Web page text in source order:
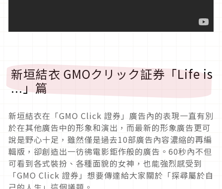
新垣結衣 GMOクリック証券「Life is
...」篇
新垣結衣在「GMO Click 證券」廣告內的表現一直有別
於在其他廣告中的形象和演出，而最新的形象廣告更可
說是野心十足，雖然僅是過去10部廣告內容濃縮的再編
輯版，卻創造出一彷彿電影鉅作般的廣告。60秒內不但
可看到各式裝扮、各種面貌的女神，也能強烈感受到
「GMO Click 證券」想要傳達給大家關於「探尋屬於自